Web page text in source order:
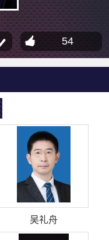
54
吴礼舟